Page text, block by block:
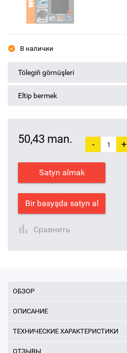
В наличии
Tölegiň görnüşleri
Eltip bermek
50,43 man. - +
Satyn almak
Bir basyşda satyn al
Сравнить
ОБЗОР
ОПИСАНИЕ
ТЕХНИЧЕСКИЕ ХАРАКТЕРИСТИКИ
ОТЗЫВЫ